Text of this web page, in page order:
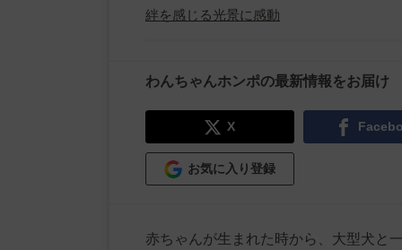
絆を感じる光景に感動
わんちゃんホンポの最新情報をお届け
X
お気に入り登録
赤ちゃんが生まれた時から、大型犬と